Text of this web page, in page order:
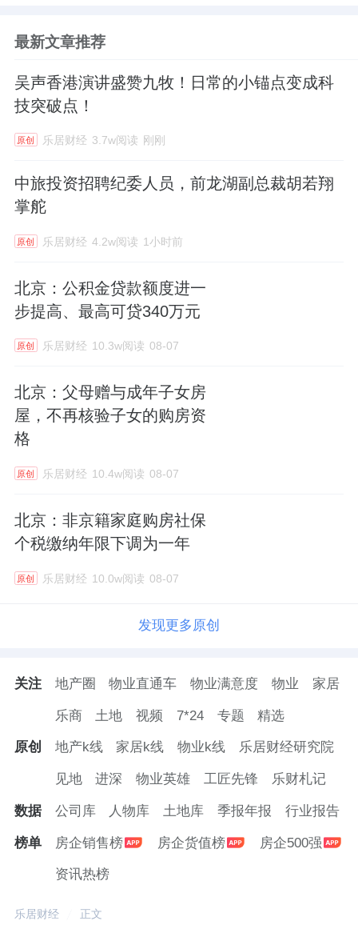
最新文章推荐
吴声香港演讲盛赞九牧！日常的小锚点变成科
技突破点！
原创 乐居财经 3.7w阅读 刚刚
中旅投资招聘纪委人员，前龙湖副总裁胡若翔
掌舵
原创 乐居财经 4.2w阅读 1小时前
北京：公积金贷款额度进一
步提高、最高可贷340万元
原创 乐居财经 10.3w阅读 08-07
北京：父母赠与成年子女房
屋，不再核验子女的购房资
格
原创 乐居财经 10.4w阅读 08-07
北京：非京籍家庭购房社保
个税缴纳年限下调为一年
原创 乐居财经 10.0w阅读 08-07
发现更多原创
关注 地产圈 物业直通车 物业满意度 物业 家居
乐商 土地 视频 7*24 专题 精选
原创 地产k线 家居k线 物业k线 乐居财经研究院
见地 进深 物业英雄 工匠先锋 乐财札记
数据 公司库 人物库 土地库 季报年报 行业报告
榜单 房企销售榜 房企货值榜 房企500强
资讯热榜
乐居财经 正文